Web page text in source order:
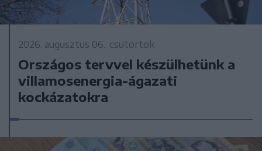
2026. augusztus 06., csütörtök
Országos tervvel készülhetünk a
villamosenergia-ágazati
kockázatokra